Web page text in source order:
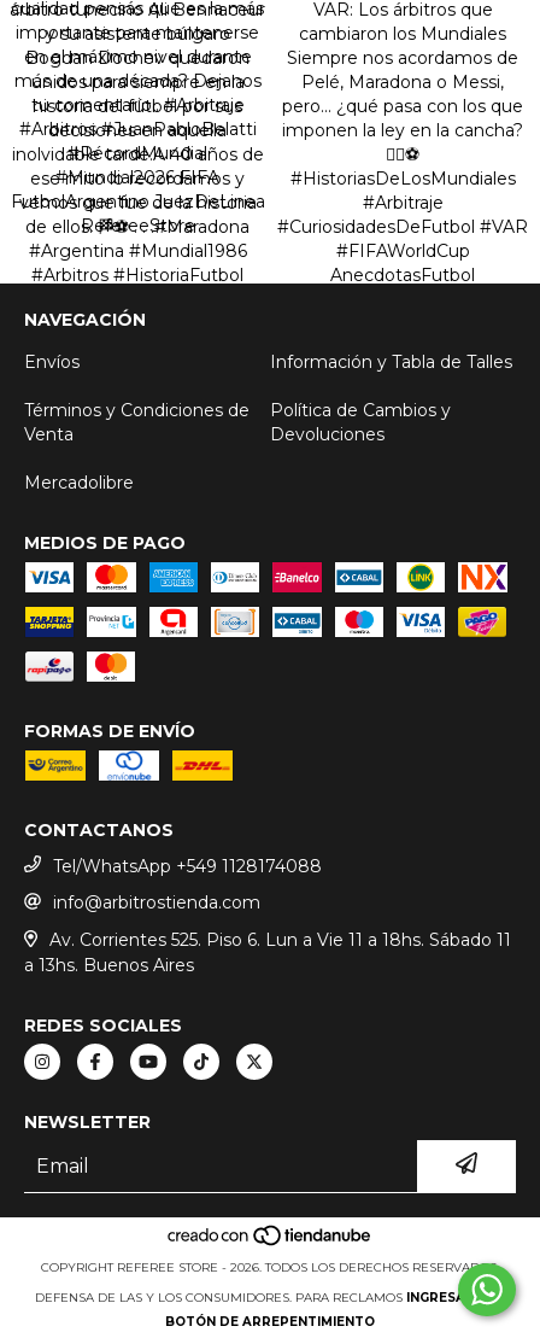
NAVEGACIÓN
Envíos
Información y Tabla de Talles
Términos y Condiciones de
Venta
Política de Cambios y
Devoluciones
Mercadolibre
MEDIOS DE PAGO
FORMAS DE ENVÍO
CONTACTANOS
Tel/WhatsApp +549 1128174088
info@arbitrostienda.com
Av. Corrientes 525. Piso 6. Lun a Vie 11 a 18hs. Sábado 11
a 13hs. Buenos Aires
REDES SOCIALES
NEWSLETTER
COPYRIGHT REFEREE STORE - 2026. TODOS LOS DERECHOS RESERVADOS.
DEFENSA DE LAS Y LOS CONSUMIDORES. PARA RECLAMOS INGRESA AQUÍ.
BOTÓN DE ARREPENTIMIENTO